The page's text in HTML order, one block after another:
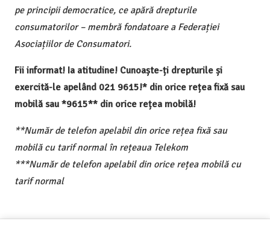
pe principii democratice, ce apără drepturile
consumatorilor – membră fondatoare a Federației
Asociațiilor de Consumatori.
Fii informat! Ia atitudine! Cunoaște-ți drepturile și
exercită-le apelând 021 9615!* din orice rețea fixă sau
mobilă sau *9615** din orice rețea mobilă!
**Număr de telefon apelabil din orice rețea fixă sau
mobilă cu tarif normal în rețeaua Telekom
***Număr de telefon apelabil din orice rețea mobilă cu
tarif normal